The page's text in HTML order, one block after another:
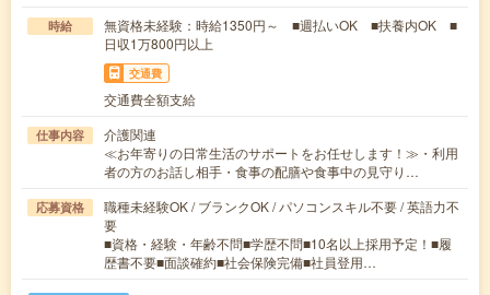
時給
無資格未経験：時給1350円～ ■週払いOK ■扶養内OK ■
日収1万800円以上
交通費
交通費全額支給
仕事内容
介護関連
≪お年寄りの日常生活のサポートをお任せします！≫・利用
者の方のお話し相手・食事の配膳や食事中の見守り…
応募資格
職種未経験OK / ブランクOK / パソコンスキル不要 / 英語力不
要
■資格・経験・年齢不問■学歴不問■10名以上採用予定！■履
歴書不要■面談確約■社会保険完備■社員登用…